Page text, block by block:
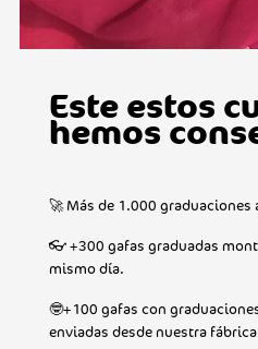
Este estos
hemos
🚀 Más de 1.000
👓 +300 gafas graduadas
mismo día.
🤓+100 gafas con
enviadas desde nuestra